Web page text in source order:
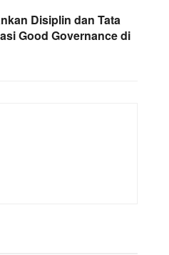
Disiplin dan Tata
Good Governance di